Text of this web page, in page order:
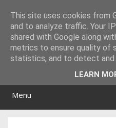
Menu
This site uses cookies from
and to analyze traffic. Your
shared with Google along
metrics to ensure quality of
statistics, and to detect and
LEARN